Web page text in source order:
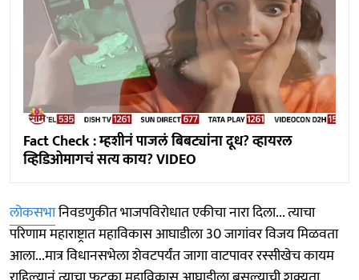
Fact Check : म्हशीनं पाजलं बिबट्यांना दूध? व्हायरल
व्हिडिओमागचं सत्य काय? VIDEO
लोकसभानिवडणुकीत भाजपविरोधात एकीचा नारा दिला... त्याचा
परिणाम महाराष्ट्रात महाविकास आघाडीला 30 जागांवर विजय मिळवता
आला...मात्र विधानसभेला शेवटपर्यंत जागा वाटपावर रस्सीखेच कायम